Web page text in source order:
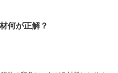
何が正解？